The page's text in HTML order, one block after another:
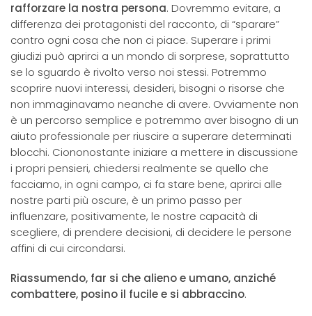
rafforzare la nostra persona. Dovremmo evitare, a
differenza dei protagonisti del racconto, di “sparare”
contro ogni cosa che non ci piace. Superare i primi
giudizi può aprirci a un mondo di sorprese, soprattutto
se lo sguardo è rivolto verso noi stessi. Potremmo
scoprire nuovi interessi, desideri, bisogni o risorse che
non immaginavamo neanche di avere. Ovviamente non
è un percorso semplice e potremmo aver bisogno di un
aiuto professionale per riuscire a superare determinati
blocchi. Ciononostante iniziare a mettere in discussione
i propri pensieri, chiedersi realmente se quello che
facciamo, in ogni campo, ci fa stare bene, aprirci alle
nostre parti più oscure, è un primo passo per
influenzare, positivamente, le nostre capacità di
scegliere, di prendere decisioni, di decidere le persone
affini di cui circondarsi.
Riassumendo, far si che alieno e umano, anziché
combattere, posino il fucile e si abbraccino.